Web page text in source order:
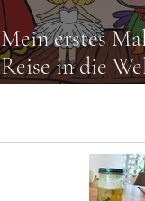
Mein erstes
Reise in die